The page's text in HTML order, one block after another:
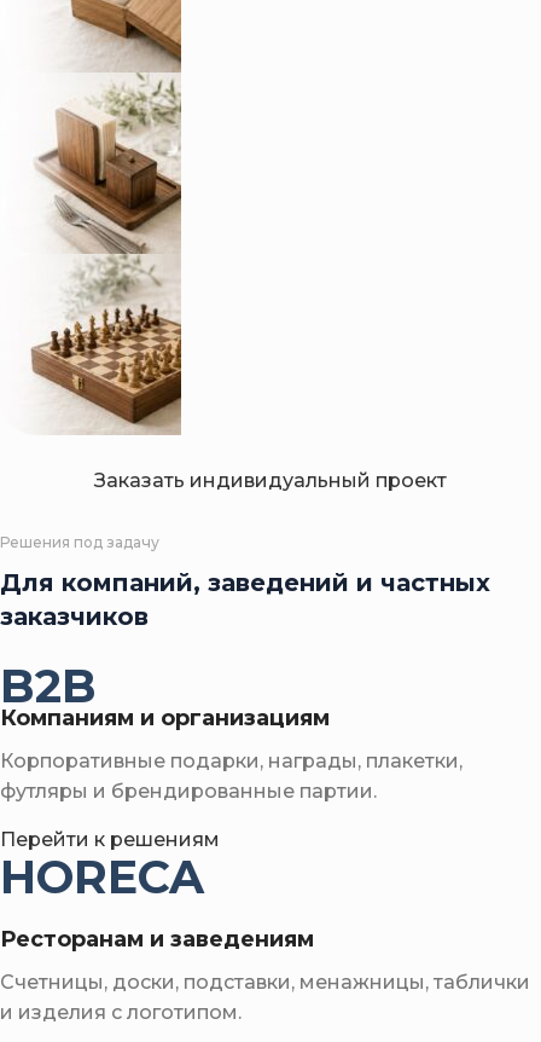
Упаковка из дерева
Коробки и футляры под размер продукта или
подарка.
Изделия для HoReCa
Счетницы, доски, подставки, таблички и
менажницы.
Настольные игры
наборы.
Заказать индивидуальный проект
Решения под задачу
Для компаний, заведений и частных
заказчиков
B2B
Компаниям и организациям
Корпоративные подарки, награды, плакетки,
футляры и брендированные партии.
Перейти к решениям
HORECA
Ресторанам и заведениям
Счетницы, доски, подставки, менажницы, таблички
и изделия с логотипом.